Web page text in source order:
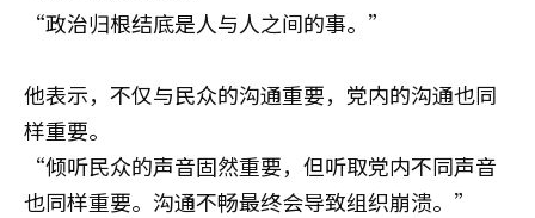
“政治归根结底是人与人之间的事。”
他表示，不仅与民众的沟通重要，党内的沟通也同
样重要。
“倾听民众的声音固然重要，但听取党内不同声音
也同样重要。沟通不畅最终会导致组织崩溃。”